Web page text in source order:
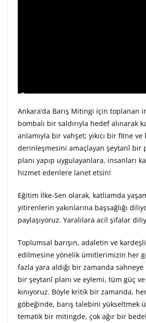
Ankara’da Barış Mitingi için toplanan
bombalı bir saldırıyla hedef alınarak
anlamıyla bir vahşet; yıkıcı bir fitne
derinleşmesini amaçlayan şeytanî bir
planı yapıp uygulayanlara, insanları
hizmet edenlere lanet etsin!
Eğitim İlke-Sen olarak, katliamda
yitirenlerin yakınlarına başsağlığı
paylaşıyoruz. Yaralılara acil şifalar
Toplumsal barışın, adaletin ve
edilmesine yönelik ümitlerimizin her
fazla yara aldığı bir zamanda
bir şeytanî planı ve eylemi, tüm güç ve
kınıyoruz. Böyle kritik bir zamanda,
göbeğinde, barış talebini yükseltmek
tematik bir mitingde, çok ağır bir